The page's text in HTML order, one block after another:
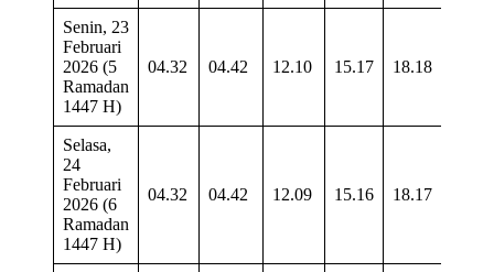
Senin, 23
Februari
2026 (5
Ramadan
1447 H)
04.32 04.42 12.10 15.17 18.18
Selasa,
24
Februari
2026 (6
Ramadan
1447 H)
04.32 04.42 12.09 15.16 18.17